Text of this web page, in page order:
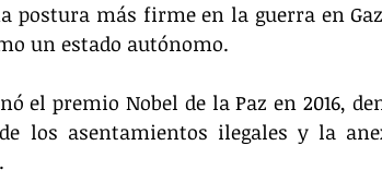
postura más firme en la guerra en
un estado autónomo.
el premio Nobel de la Paz en 2016,
los asentamientos ilegales y la